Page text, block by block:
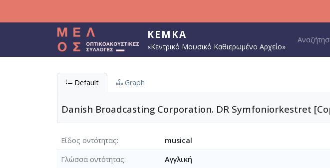
ΚΕΜΚΑ
«Κεντρικό Μουσικό Καθιερωμένο Αρχείο»
Main
Default Graph
Danish Broadcasting Corporation. DR Symfoniorkestret
Είδος οντότητας
musical
Γλώσσα οντότητας
Αγγλική